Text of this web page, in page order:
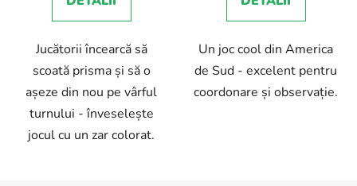
Jucătorii încearcă să
scoată prisma și să o
așeze din nou pe vârful
turnului - înveselește
jocul cu un zar colorat.
Un joc cool din America
de Sud - excelent pentru
coordonare și observație.